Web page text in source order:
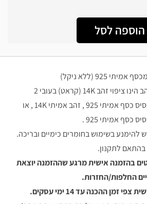
הוספה לסל
925 (ללא ניקל)
התכשיטים בצבע זהב הינו ציפוי זהב 14K (קראט) בעובי 2
מיקרון איכותי על בסיס כסף אמיתי 925 , זהב אמיתי 14K , או
כסף אמיתי 925 .
להימנע בשימוש בחומרים כימיים ובריכה.
בהתאם לתקנון.
בהזמנה אישית מרגע שההזמנה יוצאת
החלפות/החזרות.
זמן ההכנה עד 14 ימי עסקים.